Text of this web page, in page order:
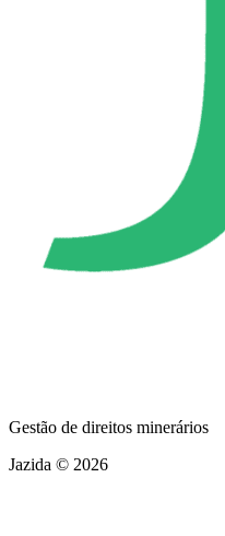
Gestão de direitos minerários
Jazida © 2026